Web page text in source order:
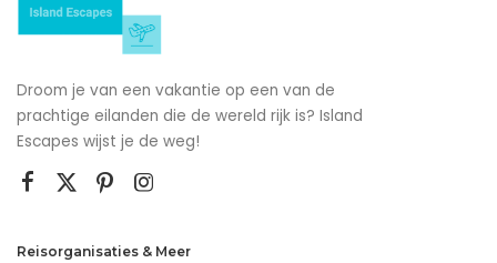
Droom je van een vakantie op een van de
prachtige eilanden die de wereld rijk is? Island
Escapes wijst je de weg!
Reisorganisaties & Meer